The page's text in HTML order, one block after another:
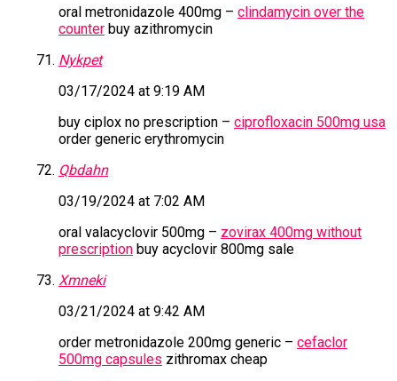
oral metronidazole 400mg – clindamycin over the
counterbuy azithromycin
Nykpet
03/17/2024 at 9:19 AM
buy ciplox no prescription – ciprofloxacin 500mg usa
order generic erythromycin
Qbdahn
03/19/2024 at 7:02 AM
oral valacyclovir 500mg – zovirax 400mg without
prescriptionbuy acyclovir 800mg sale
Xmneki
03/21/2024 at 9:42 AM
order metronidazole 200mg generic – cefaclor
500mg capsules zithromax cheap